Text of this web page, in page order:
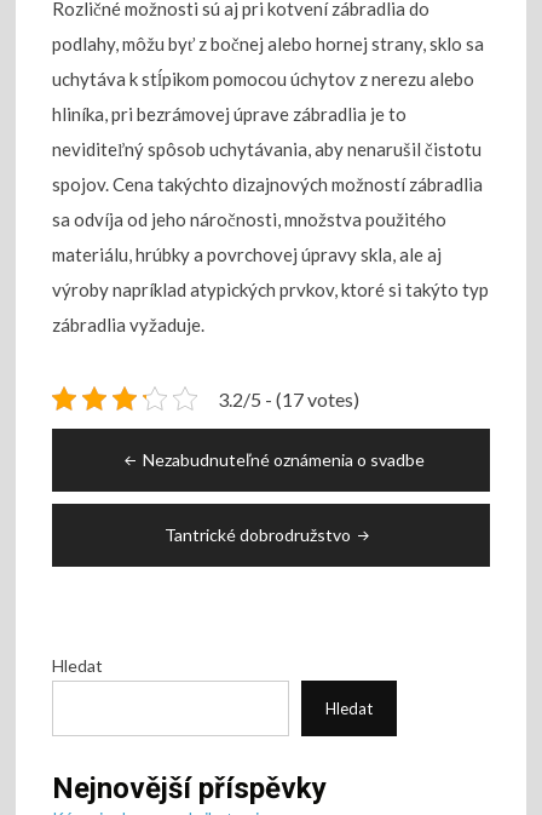
Rozličné možnosti sú aj pri kotvení zábradlia do
podlahy, môžu byť z bočnej alebo hornej strany, sklo sa
uchytáva k stĺpikom pomocou úchytov z nerezu alebo
hliníka, pri bezrámovej úprave zábradlia je to
neviditeľný spôsob uchytávania, aby nenarušil čistotu
spojov. Cena takýchto dizajnových možností zábradlia
sa odvíja od jeho náročnosti, množstva použitého
materiálu, hrúbky a povrchovej úpravy skla, ale aj
výroby napríklad atypických prvkov, ktoré si takýto typ
zábradlia vyžaduje.
3.2/5 - (17 votes)
příspěvek
Nezabudnuteľné oznámenia o svadbe
Tantrické dobrodružstvo
Hledat
Hledat
Nejnovější příspěvky